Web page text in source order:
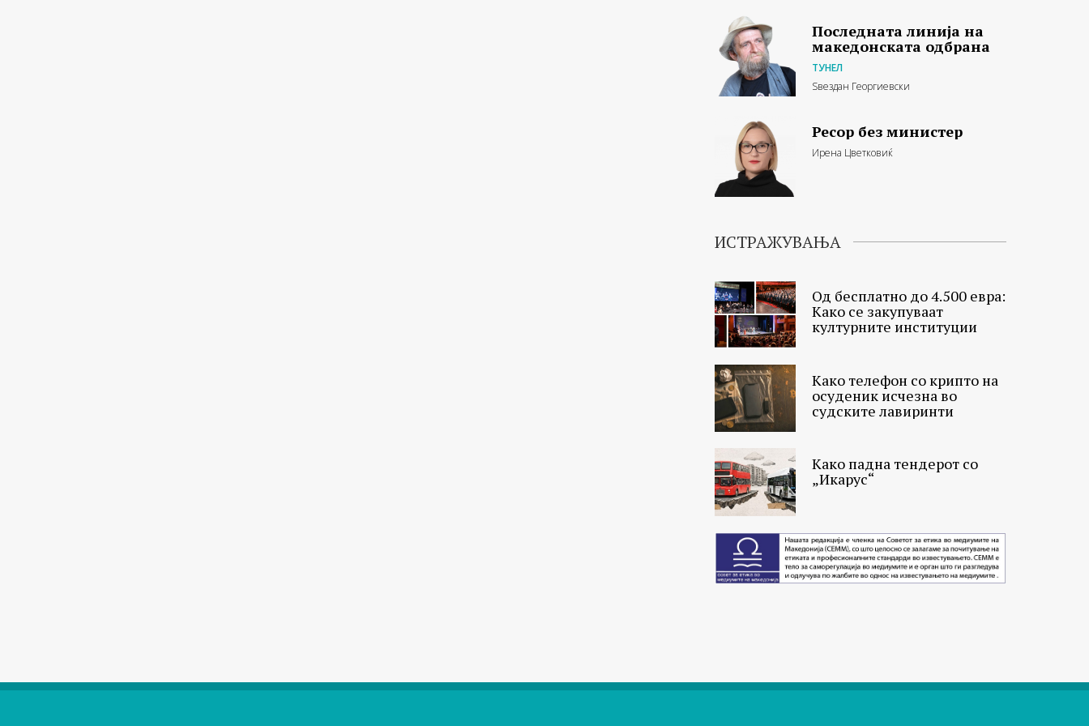
Последната линија на
македонската одбрана
ТУНЕЛ
Ѕвездан Георгиевски
Ресор без министер
Ирена Цветковиќ
ИСТРАЖУВАЊА
Од бесплатно до 4.500 евра:
Како се закупуваат
културните институции
Како телефон со крипто на
осуденик исчезна во
судските лавиринти
Како падна тендерот со
„Икарус“